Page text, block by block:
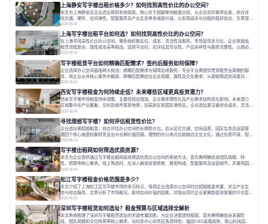
上海静安写字楼出租价格多少？如何找到高性价比的办公空间？
本文为上海静安区企业选址提供系统指南。核心在于超越单纯租金比较，从企业实际需求出发，综合评
估交通、硬件、空间弹性、配套服务及产业生态等多维度价值，以实现成本与功能的挺好组合。文章提
出打破固定工位思维，采用精装灵活空间与共享配套以提升性价比，并通过不同规模企业的实际案例加
以说明。之后指出，专业运营服务商提供的稳定环境、社群活动与产业集聚等增值服务，是很大化空间
价值、助力企业成长的关键。对于许多在
2026-08-04
上海写字楼出租平台如何选？如何找到高性价比的办公空间？
在上海寻找高性价比办公空间，需系统权衡区位、成本、灵活性及服务。市场呈现多元化，企业常面临
租赁流程复杂、隐性成本高等挑战。选择平台时，应评估其专业性、产品多样性与服务完整性。以德必
为例，其提供从空间到生态的解决方案，通过特色园区、灵活产品和丰富配套，满足不同企业需求。企
业应明确自身需求，实地考察，选择能支持长期发展、提升竞争力的办公空间。在上海寻找合适的办公
空间，对于企业行政负责人、中小企业主
2026-08-04
写字楼租赁平台如何精确匹配需求？签约后服务如何保障？
企业选择办公空间面临两大挑战：精确匹配需求与保障后续服务。专业平台需提供贯穿租赁全周期的服
务，将企业从非核心事务中解放。精确匹配需结合企业规模、属性及文化需求，从基础筛选到深度对
接；签约后则需构建覆盖硬件运维、共享配套及专业物业的全周期保障体系。德必集团通过标准化服务
与个性化运营结合，以全国布局和产业生态圈为企业提供稳定支持，体现了从信息撮合到深度服务的能
力转变。在为企业寻找办公空间的过程中，
2026-08-04
西安写字楼租金为何持续走低？未来哪些区域更具投资潜力？
西安写字楼市场租金持续调整，主要受供应增加、企业需求理性化及产业需求结构变化影响。未来潜力
区域集中在产业集聚、交利及城市更新地带，如高新区和国际港务区。企业选址更注重综合成本、灵活
性与员工体验，倾向于提供全包式服务的办公空间。专业运营方通过空间优化与社群服务，助力企业成
长，推动市场向多元化、高性价比方向发展。近年来，西安写字楼市场呈现出租金持续调整的态势，这
一现象引发了的广泛关注。作为西部重要
2026-08-04
寻找理想写字楼？如何评估租赁性价比？
企业选址需超越租金，综合评估办公空间的长期性价比。应从区位交通、空间品质、园区生态及运营管
理四个核心维度权衡财务支出与长期价值回报。理想的办公地点应能融合企业文化，通过优质环境、配
套服务及社群资源赋能业务增长，实现成本与价值的平衡。对于许多正在成长或寻求稳定发展的企业而
言，寻找一处合适的办公空间是一项至关重要的决策。这不仅关系到团队的日常工作效率与协作氛围，
更直接影响着企业的品牌形象、运营成本
2026-08-04
写字楼出租网如何筛选优质房源？
本文为企业提供通过写字楼出租网高效筛选优质办公空间的系统方法。首先需明确自身团队规模、特
性、预算等核心需求。线上筛选时，应深入解读房源参数、费用构成、配套服务及运营细节，并重视园
区产业生态与交通区位价值。同时，需考察运营方的品牌背景与持续服务能力。完成线上初选后，必须
进行线下实地验证，核对空间实景、测试设施、感受园区氛围并确认合同条款，从而做出精确决策。在
数字化时代，写字楼出租网已成为企业寻找
2026-08-04
松江写字楼租金价格范围是多少？
本文介绍了上海松江区写字楼市场的多元特点，强调企业选择办公空间时应超越租金考量，关注产业生
态与综合服务。文章分析了市场概况、影响空间价值的因素，并指出现代企业更需能促进发展的平台型
空间。之后，以德必集团为例，说明运营方如何通过构建服务生态助力企业成长，建议企业系统评估需
求与长期价值，选择匹配的发展载体。对于许多寻求在上海松江区设立或扩展办公空间的企业而言，了
解该区域的写字楼市场概况是决策的首先
2026-08-03
深圳写字楼租赁如何选址？租金预算与区域选择全解析
本文系统梳理了深圳写字楼租赁选址的关键考量因素，为企业决策提供框架。首先需明确自身发展阶
段、团队规模和文化特质等核心需求。深圳多中心商务区各具特色：福田CBD高端成熟，南山科技园创